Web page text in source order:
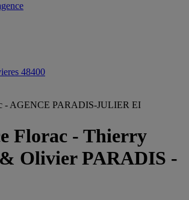
48400
- AGENCE PARADIS-JULIER EI
Florac - Thierry
Olivier PARADIS -